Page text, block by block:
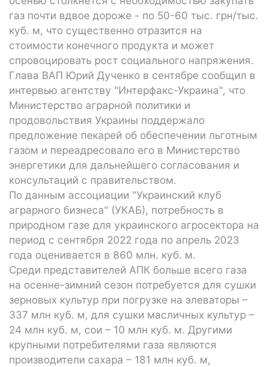
газ почти вдвое дороже - по 50-60 тыс. грн/тыс.
куб. м, что существенно отразится на
стоимости конечного продукта и может
спровоцировать рост социального напряжения.
Глава ВАП Юрий Дученко в сентябре сообщил в
интервью агентству "Интерфакс-Украина", что
Министерство аграрной политики и
продовольствия Украины поддержало
предложение пекарей об обеспечении льготным
газом и переадресовало его в Министерство
энергетики для дальнейшего согласования и
консультаций с правительством.
По данным ассоциации "Украинский клуб
аграрного бизнеса" (УКАБ), потребность в
природном газе для украинского агросектора на
период с сентября 2022 года по апрель 2023
года оценивается в 860 млн. куб. м.
Среди представителей АПК больше всего газа
на осенне-зимний сезон потребуется для сушки
зерновых культур при погрузке на элеваторы –
337 млн куб. м, для сушки масличных культур –
24 млн куб. м, сои – 10 млн куб. м. Другими
крупными потребителями газа являются
производители сахара – 181 млн куб. м,